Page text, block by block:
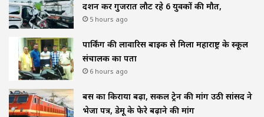
दर्शन कर गुजरात लौट रहे 6 युवकों की मौत,
5 hours ago
पार्किंग की लावारिस बाइक से मिला महाराष्ट्र के स्कूल
संचालक का पता
6 hours ago
बस का किराया बढ़ा, सर्कल ट्रेन की मांग उठी सांसद ने
भेजा पत्र, डेमू के फेरे बढ़ाने की मांग